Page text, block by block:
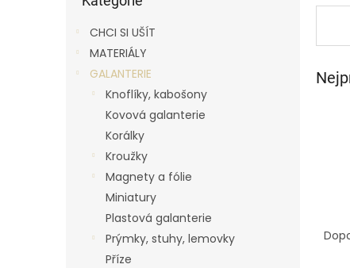
CHCI SI UŠÍT
MATERIÁLY
GALANTERIE
Knoflíky, kabošony
Kovová galanterie
Korálky
Kroužky
Magnety a fólie
Miniatury
Plastová galanterie
Prýmky, stuhy, lemovky
Příze